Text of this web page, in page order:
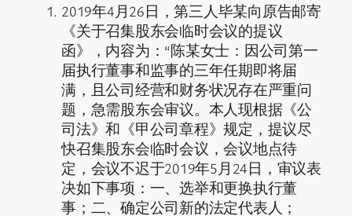
2019年4月26日，第三人毕某向原告邮寄
《关于召集股东会临时会议的提议
函》，内容为：“陈某女士：因公司第一
届执行董事和监事的三年任期即将届
满，且公司经营和财务状况存在严重问
题，急需股东会审议。本人现根据《公
司法》和《甲公司章程》规定，提议尽
快召集股东会临时会议，会议地点待
定，会议不迟于2019年5月24日，审议表
决如下事项：一、选举和更换执行董
事；二、确定公司新的法定代表人；